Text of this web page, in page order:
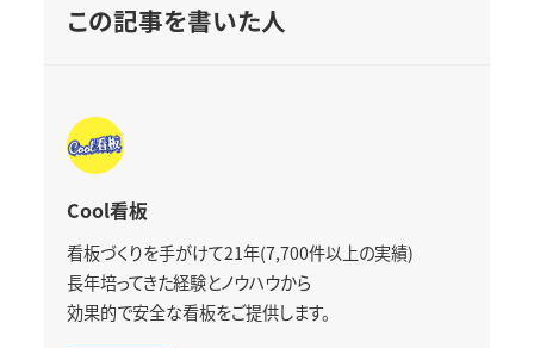
この記事を書いた人
Cool看板
看板づくりを手がけて21年(7,700件以上の実績)
長年培ってきた経験とノウハウから
効果的で安全な看板をご提供します。